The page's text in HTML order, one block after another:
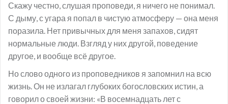
Скажу честно, слушая проповеди, я ничего не понимал.
С дыму, с угара я попал в чистую атмосферу — она меня
поразила. Нет привычных для меня запахов, сидят
нормальные люди. Взгляд у них другой, поведение
другое, и вообще всё другое.
Но слово одного из проповедников я запомнил на всю
жизнь. Он не излагал глубоких богословских истин, а
говорил о своей жизни: «В восемнадцать лет с